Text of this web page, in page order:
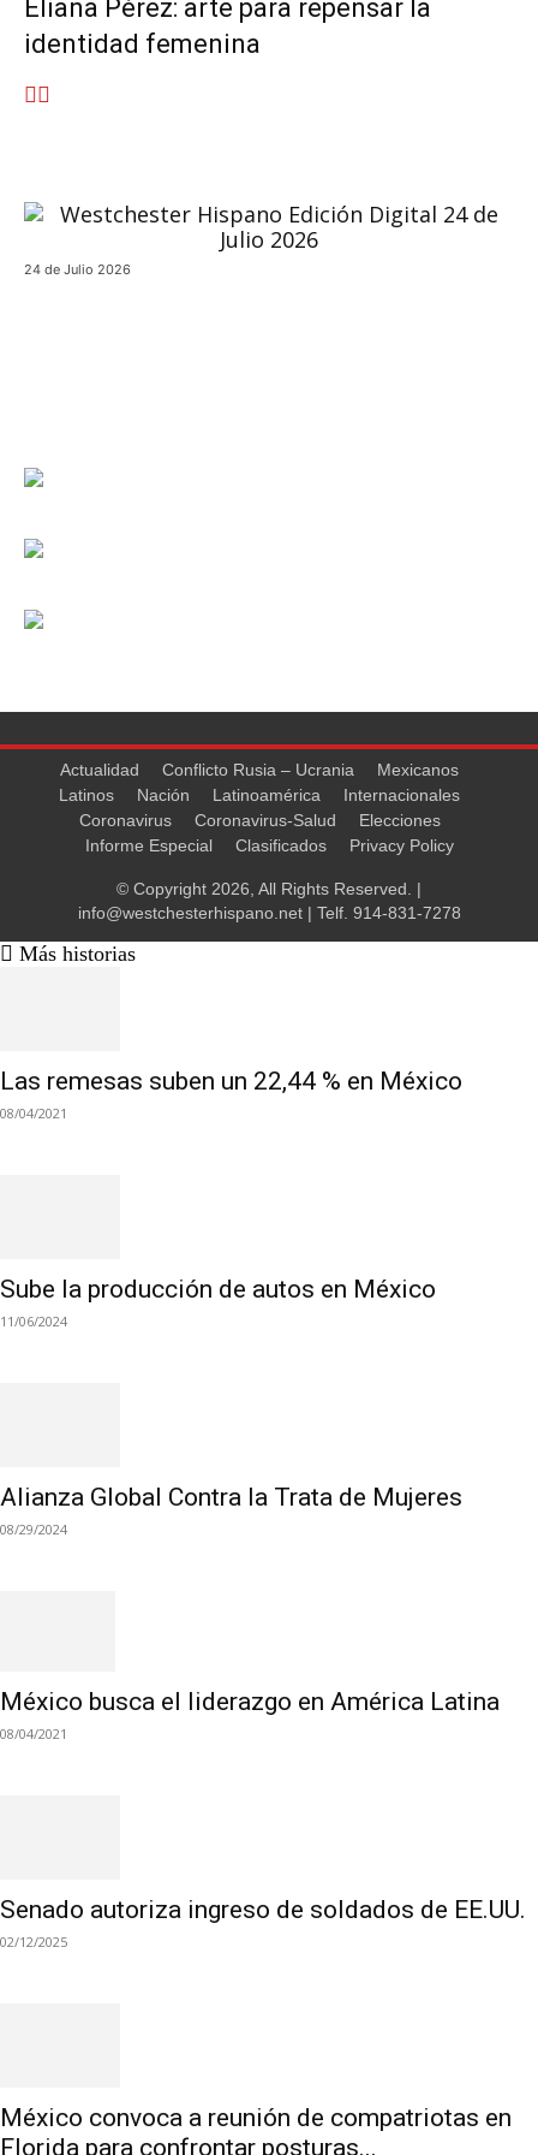
Eliana Pérez: arte para repensar la
identidad femenina
24 de Julio 2026
Actualidad Conflicto Rusia – Ucrania
Mexicanos
Latinos
Nación Latinoamérica
Internacionales
Coronavirus
Coronavirus-Salud
Elecciones
Informe Especial
Clasificados Privacy Policy
© Copyright 2026, All Rights Reserved. |
info@westchesterhispano.net| Telf. 914-831-7278
Más historias
Las remesas suben un 22,44 % en México
08/04/2021
Sube la producción de autos en México
11/06/2024
Alianza Global Contra la Trata de Mujeres
08/29/2024
México busca el liderazgo en América Latina
08/04/2021
Senado autoriza ingreso de soldados de EE.UU.
02/12/2025
México convoca a reunión de compatriotas en
Florida para confrontar posturas...